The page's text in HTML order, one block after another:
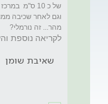
וגם לאחר שכיבה
מהר... זה נורמלי?
לקריאה נוספת
שאיבת שומן